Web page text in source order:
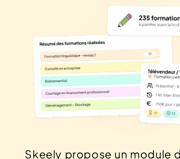
Skeely propose un module